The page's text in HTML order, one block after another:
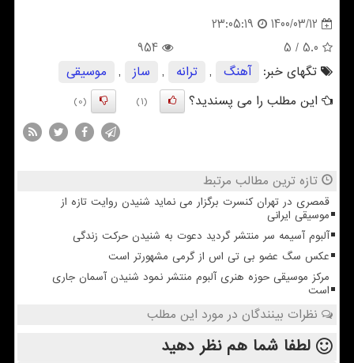
1400/03/12
23:05:19
5.0
/ 5
954
تگهای خبر:
آهنگ , ترانه , ساز ,
موسیقی
این مطلب را می پسندید؟
(1)
(0)
تازه ترین مطالب مرتبط
قمصری در تهران کنسرت برگزار می نماید شنیدن روایت تازه از
موسیقی ایرانی
آلبوم آسیمه سر منتشر گردید دعوت به شنیدن حرکت زندگی
عکس سگ عضو بی تی اس از گرمی مشهورتر است
مرکز موسیقی حوزه هنری آلبوم منتشر نمود شنیدن آسمان جاری
است
نظرات بینندگان در مورد این مطلب
لطفا شما همنظر دهید